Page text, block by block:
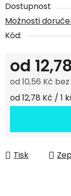
Dostupnost
Možnosti
Kód:
od
od10,56 Kč bez
Měrná cena:
od 12,78 Kč / 1
Tisk